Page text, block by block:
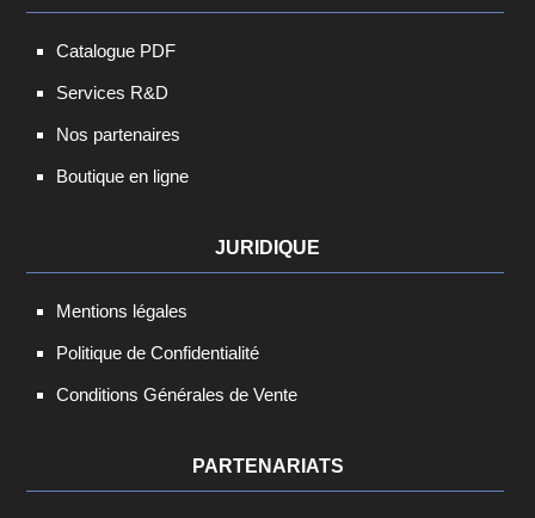
Catalogue PDF
Services R&D
Nos partenaires
Boutique en ligne
JURIDIQUE
Mentions légales
Politique de Confidentialité
Conditions Générales de Vente
PARTENARIATS